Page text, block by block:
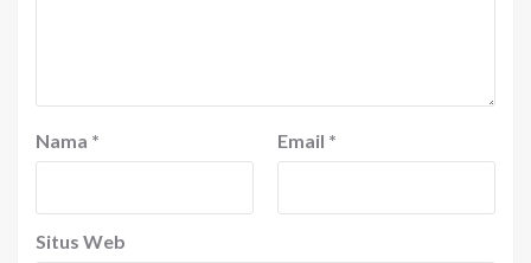
Nama * Email *
Situs Web